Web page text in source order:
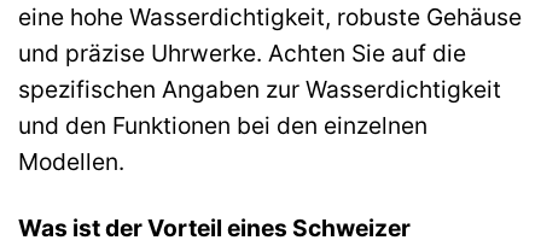
eine hohe Wasserdichtigkeit, robuste Gehäuse
und präzise Uhrwerke. Achten Sie auf die
spezifischen Angaben zur Wasserdichtigkeit
und den Funktionen bei den einzelnen
Modellen.
Was ist der Vorteil eines Schweizer